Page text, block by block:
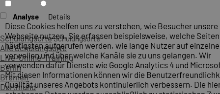
SchulungsorteSchulungsorte
Alle Schulungsorte
Live-Online-Training
Berlin
Bremen
Dortmund
Analyse Details
Diese Cookies helfen uns zu verstehen, wie Besucher unsere
Webseite nutzen. Sie erfassen beispielsweise, welche
häufigsten aufgerufen werden, wie lange Nutzer auf
verweilen und über welche Kanäle sie zu uns gelangen. Wir
verwenden dafür Dienste wie Google Analytics 4 und
Mit diesen Informationen können wir die
Qualität unseres Angebots kontinuierlich verbessern. Die